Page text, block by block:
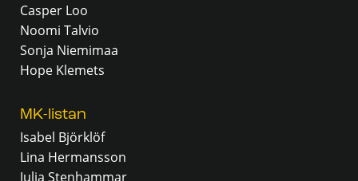
Casper Loo
Noomi Talvio
Sonja Niemimaa
Hope Klemets
MK-listan
Isabel Björklöf
Lina Hermansson
Julia Stenhammar